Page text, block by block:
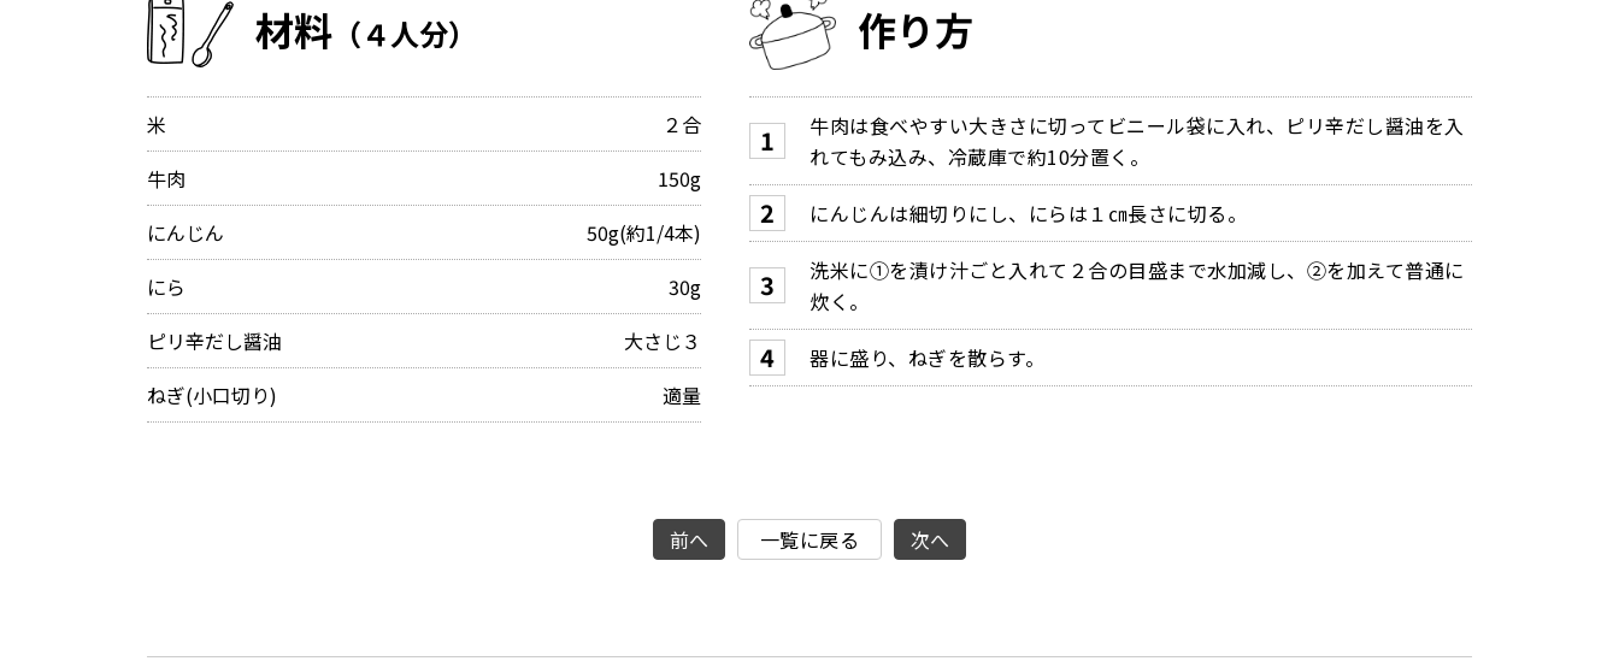
材料 （４人分）
米
２合
牛肉
150g
にんじん
50g(約1/4本)
にら
30g
ピリ辛だし醤油
大さじ３
ねぎ(小口切り)
適量
作り方
牛肉は食べやすい大きさに切ってビニール袋に入れ、ピリ辛だし醤油を入
れてもみ込み、冷蔵庫で約10分置く。
にんじんは細切りにし、にらは１㎝長さに切る。
洗米に①を漬け汁ごと入れて２合の目盛まで水加減し、②を加えて普通に
炊く。
器に盛り、ねぎを散らす。
前へ 一覧に戻る 次へ